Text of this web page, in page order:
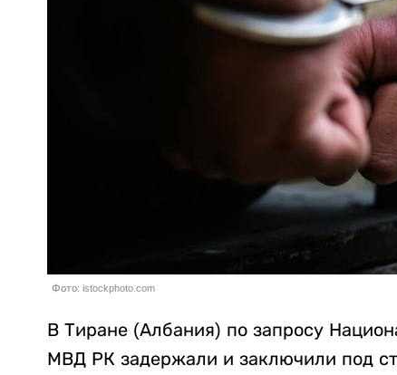
Фото: istockphoto.com
В Тиране (Албания) по запросу
МВД РК задержали и заключили под